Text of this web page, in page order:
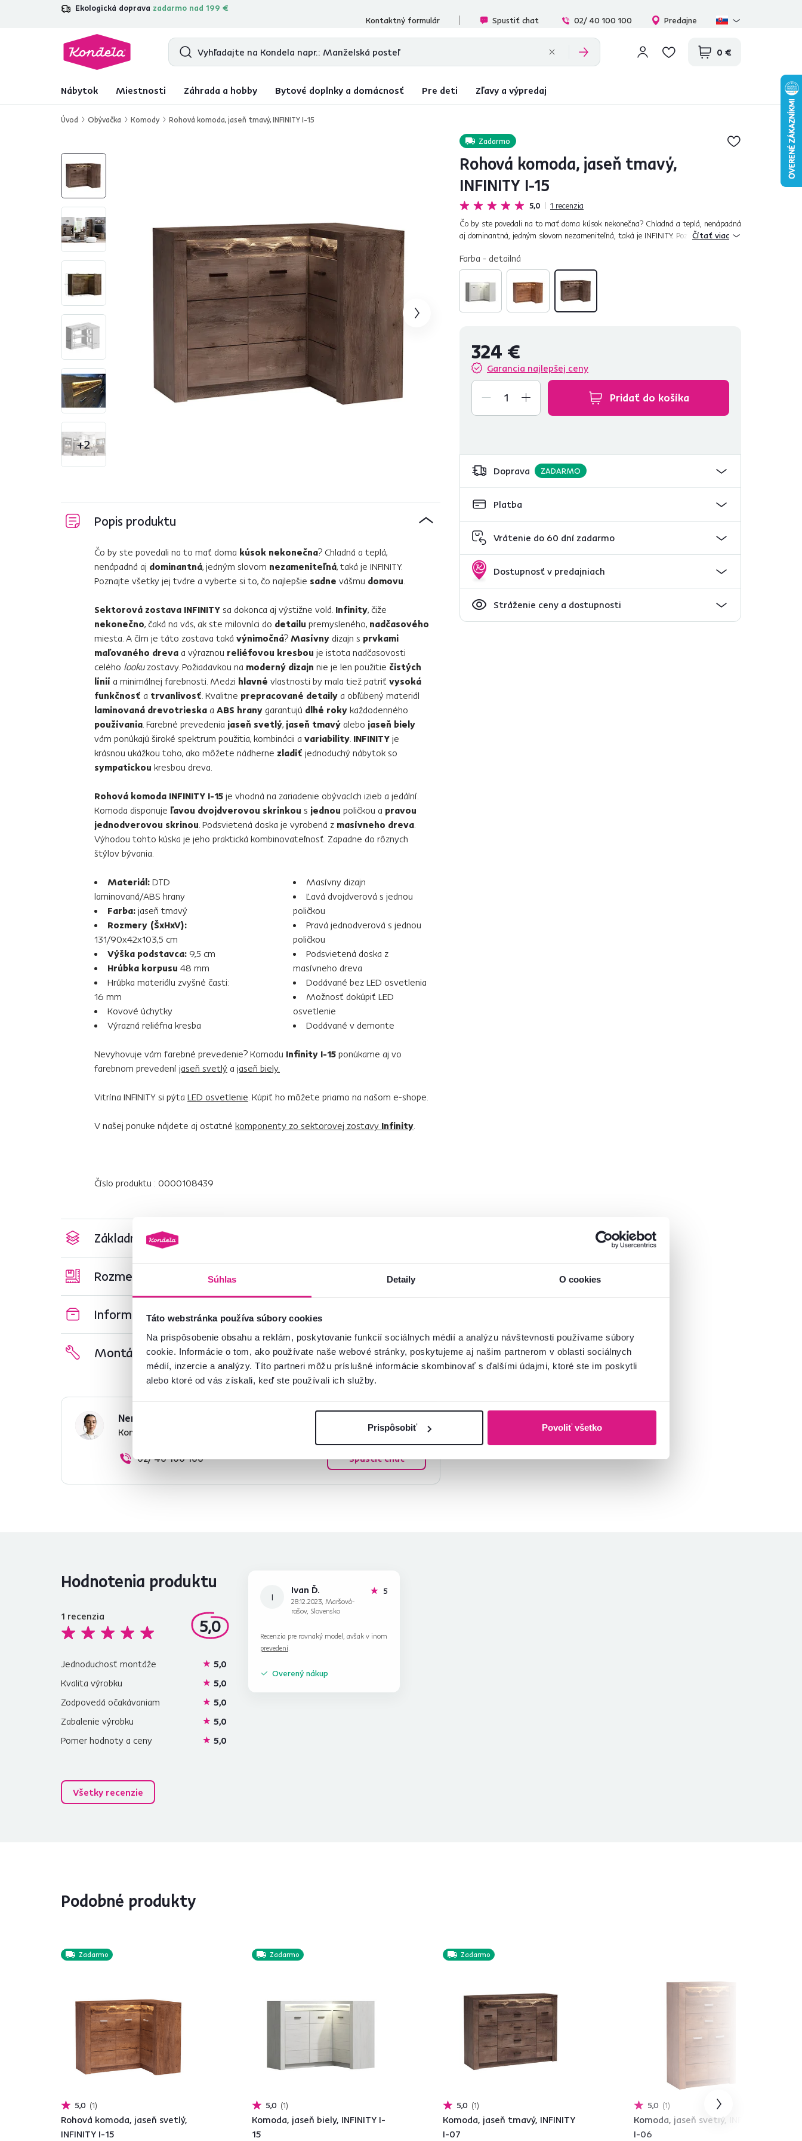
Súhlas Detaily O cookies
Táto webstránka používa súbory cookies
Na prispôsobenie obsahu a reklám, poskytovanie funkcií sociálnych médií a analýzu návštevnosti používame súbory
cookie. Informácie o tom, ako používate naše webové stránky, poskytujeme aj našim partnerom v oblasti sociálnych
médií, inzercie a analýzy. Títo partneri môžu príslušné informácie skombinovať s ďalšími údajmi, ktoré ste im poskytli
alebo ktoré od vás získali, keď ste používali ich služby.
Prispôsobiť Povoliť všetko
Ekologická doprava zadarmo nad 199 €
4,7 31 285overených produktových recenzií
Kontaktný formulár
Spustiť chat 02/ 40 100 100 Predajne
0 €
Nábytok Miestnosti Záhrada a hobby Bytové doplnky a domácnosť Pre deti Zľavy a výpredaj
Úvod Obývačka Komody Rohová komoda, jaseň tmavý, INFINITY I-15
+2
Zadarmo
Rohová komoda, jaseň tmavý,
INFINITY I-15
5,0 1 recenzia
Čo by ste povedali na to mať doma kúsok nekonečna? Chladná a teplá, nenápadná
aj dominantná, jedným slovom nezameniteľná, taká je INFINITY. Poznajte všetky jej
Čítať viac
Farba - detailná
324 €
Garancia najlepšej ceny
Pridať do košíka
Doprava ZADARMO
Platba
Vrátenie do 60 dní zadarmo
Dostupnosť v predajniach
Stráženie ceny a dostupnosti
Popis produktu
Čo by ste povedali na to mať doma kúsok nekonečna? Chladná a teplá,
nenápadná aj dominantná, jedným slovom nezameniteľná, taká je INFINITY.
Poznajte všetky jej tváre a vyberte si to, čo najlepšie sadne vášmu domovu
Sektorová zostava INFINITY sa dokonca aj výstižne volá. Infinity, čiže
nekonečno, čaká na vás, ak ste milovníci do detailu premysleného, nadčasového
miesta. A čím je táto zostava taká výnimočná? Masívny dizajn s prvkami
maľovaného dreva a výraznou reliéfovou kresbou je istota nadčasovosti
celého lookuzostavy. Požiadavkou na moderný dizajn nie je len použitie čistých
línií a minimálnej farebnosti. Medzi hlavné vlastnosti by mala tiež patriť vysoká
funkčnosť a trvanlivosť . Kvalitne prepracované detaily a obľúbený materiál
laminovaná drevotrieska a ABS hrany garantujú dlhé roky každodenného
používania . Farebné prevedenia jaseň svetlý, jaseň tmavý alebo jaseň biely
vám ponúkajú široké spektrum použitia, kombinácii a variability INFINITY je
krásnou ukážkou toho, ako môžete nádherne zladiť jednoduchý nábytok so
sympatickou kresbou dreva.
Rohová komoda INFINITY I-15 je vhodná na zariadenie obývacích izieb a jedální.
Komoda disponuje ľavou dvojdverovou skrinkou s jednou poličkou a pravou
jednodverovou skrinou . Podsvietená doska je vyrobená z masívneho dreva
Výhodou tohto kúska je jeho praktická kombinovateľnosť. Zapadne do rôznych
štýlov bývania.
Materiál: DTD
laminovaná/ABS hrany
Farba: jaseň tmavý
Rozmery (ŠxHxV):
131/90x42x103,5 cm
Výška podstavca: 9,5 cm
Hrúbka korpusu 48 mm
Hrúbka materiálu zvyšné časti:
16 mm
Kovové úchytky
Výrazná reliéfna kresba
Masívny dizajn
Ľavá dvojdverová s jednou
poličkou
Pravá jednodverová s jednou
poličkou
Podsvietená doska z
masívneho dreva
Dodávané bez LED osvetlenia
Možnosť dokúpiť LED
osvetlenie
Dodávané v demonte
Nevyhovuje vám farebné prevedenie? Komodu Infinity I-15 ponúkame aj vo
farebnom prevedení jaseň svetlý a jaseň biely.
Vitrína INFINITY si pýta LED osvetlenie . Kúpiť ho môžete priamo na našom e-shope.
V našej ponuke nájdete aj ostatné komponenty zo sektorovej zostavy Infinity
Číslo produktu : 0000108439
Základné parametre
Rozmery a špecifikácie
Informácie o balení
Montážny návod
Nenašli ste požadované informácie?
Kontaktujte nás a my vám radi poradíme
02/ 40 100 100 Spustiť chat
Hodnotenia produktu
5,0
1 recenzia
Jednoduchosť montáže
5,0
Kvalita výrobku
5,0
Zodpovedá očakávaniam
5,0
Zabalenie výrobku
5,0
Pomer hodnoty a ceny
5,0
Všetky recenzie
I
Ivan Ď.
28.12.2023, Maršová-
rašov, Slovensko
5hviezdičiek
Recenzia pre rovnaký model, avšak v inom
prevedení
Overený nákup
Podobné produkty
Zadarmo
5,0 1
Rohová komoda, jaseň svetlý,
INFINITY I-15
Zadarmo
5,0 1
Komoda, jaseň biely, INFINITY I-
15
Zadarmo
5,0 1
Komoda, jaseň tmavý, INFINITY
I-07
5,0 1
Komoda, jaseň svetlý, INFINITY
I-06